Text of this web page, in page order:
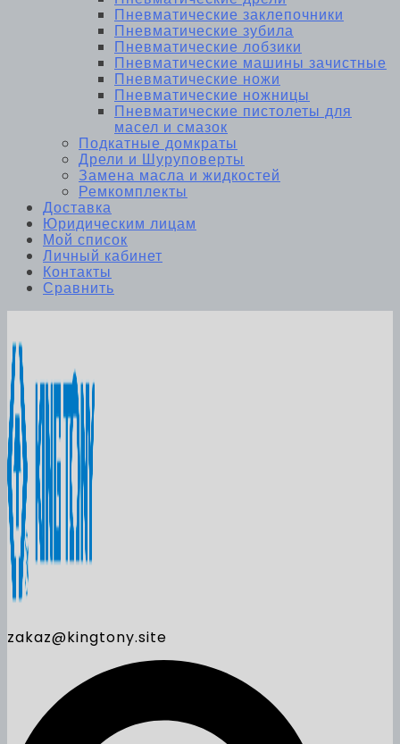
Пневматические заклепочники
Пневматические зубила
Пневматические лобзики
Пневматические машины зачистные
Пневматические ножи
Пневматические ножницы
Пневматические пистолеты для
масел и смазок
Подкатные домкраты
Дрели и Шуруповерты
Замена масла и жидкостей
Ремкомплекты
Доставка
Юридическим лицам
Мой список
Личный кабинет
Контакты
Сравнить
zakaz@kingtony.site